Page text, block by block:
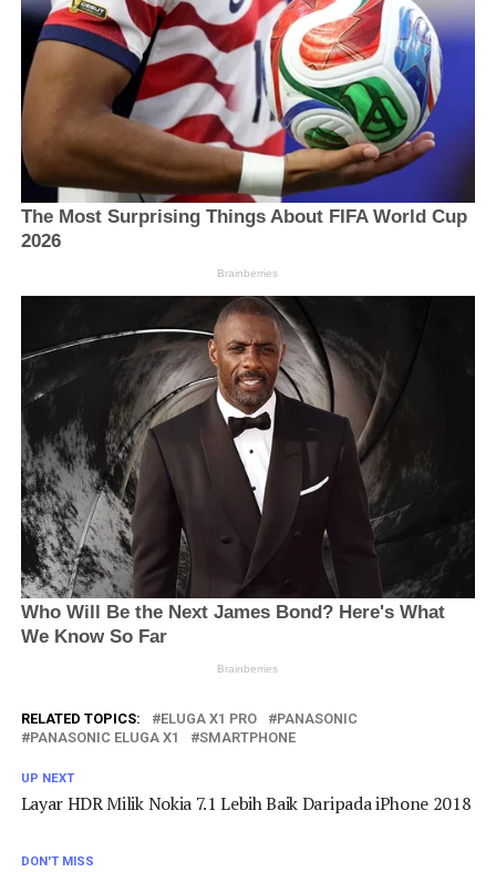
RELATED TOPICS: ELUGA X1 PRO
PANASONIC
PANASONIC ELUGA X1
SMARTPHONE
UP NEXT
Layar HDR Milik Nokia 7.1 Lebih Baik Daripada iPhone 2018
DON'T MISS